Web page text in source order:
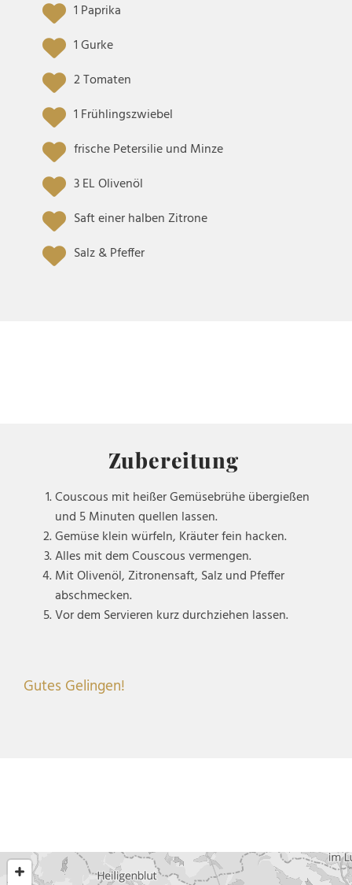
1 Paprika
1 Gurke
2 Tomaten
1 Frühlingszwiebel
frische Petersilie und Minze
3 EL Olivenöl
Saft einer halben Zitrone
Salz & Pfeffer
Zubereitung
Couscous mit heißer Gemüsebrühe übergießen
und 5 Minuten quellen lassen.
Gemüse klein würfeln, Kräuter fein hacken.
Alles mit dem Couscous vermengen.
Mit Olivenöl, Zitronensaft, Salz und Pfeffer
abschmecken.
Vor dem Servieren kurz durchziehen lassen.
Gutes Gelingen!